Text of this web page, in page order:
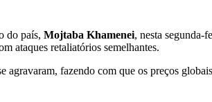
do país, Mojtaba Khamenei, nesta segunda-
ataques retaliatórios semelhantes.
agravaram, fazendo com que os preços